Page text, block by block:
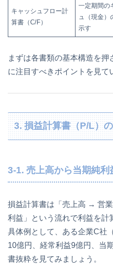
キャッシュフロー計
算書（C/F）
一定期間の
ュ（現金）
示す
まずは各書類の基本構造を
に注目すべきポイントを見て
3. 損益計算書（P/L）
3-1. 売上高から当期純利
損益計算書は「売上高 → 営
利益」という流れで利益を計
具体例として、ある企業C社
10億円、経常利益9億円、当
書抜粋を見てみましょう。